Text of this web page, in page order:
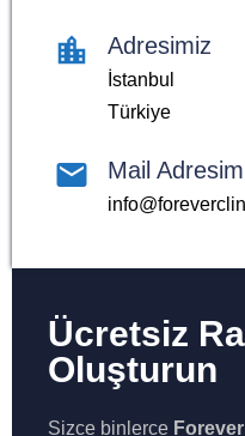
Adresimiz
İstanbul
Türkiye
Mail
Ücretsiz
Oluşturun
Sizce binlerce